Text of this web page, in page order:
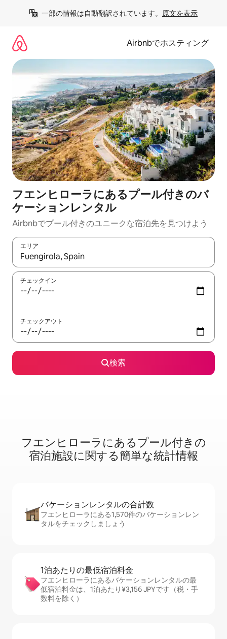
一部の情報は自動翻訳されています。 原文を表示
Airbnbでホスティング
フエンヒローラにあるプール付きのバ
ケーションレンタル
Airbnbでプール付きのユニークな宿泊先を見つけよう
エリア
検索結果が表示されたら、上下の矢印キーを使って移動するか
チェックイン
チェックアウト
検索
フエンヒローラに⁠あ⁠るプ⁠ー⁠ル⁠付⁠き⁠の
宿⁠泊⁠施⁠設⁠に関⁠す⁠る簡⁠単⁠な統⁠計⁠情⁠報
バケーションレ⁠ン⁠タ⁠ル⁠の合⁠計⁠数
フエンヒローラにある1,570件のバケーションレン
タルをチェックしましょう
1泊あたりの最⁠低⁠宿⁠泊⁠料⁠金
フエンヒローラにあるバケーションレンタルの最
低宿泊料金は、1泊あたり¥3,156 JPYです（税・手
数料を除く）